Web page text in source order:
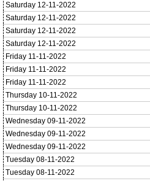
Saturday 12-11-2022
Saturday 12-11-2022
Saturday 12-11-2022
Saturday 12-11-2022
Friday 11-11-2022
Friday 11-11-2022
Friday 11-11-2022
Thursday 10-11-2022
Thursday 10-11-2022
Wednesday 09-11-2022
Wednesday 09-11-2022
Wednesday 09-11-2022
Tuesday 08-11-2022
Tuesday 08-11-2022